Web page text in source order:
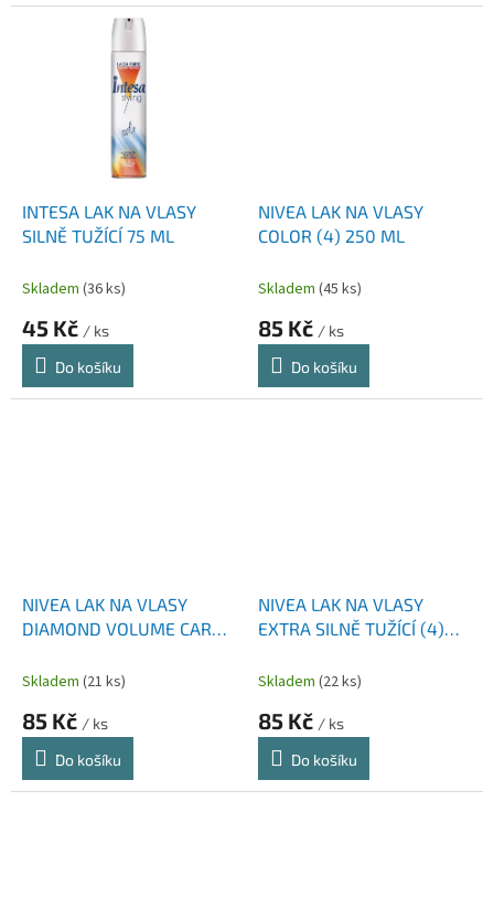
INTESA LAK NA VLASY
SILNĚ TUŽÍCÍ 75 ML
Skladem (36 ks)
45 Kč / ks
Do košíku
NIVEA LAK NA VLASY
COLOR (4) 250 ML
Skladem (45 ks)
85 Kč / ks
Do košíku
NIVEA LAK NA VLASY
DIAMOND VOLUME CARE
ML
Skladem (21 ks)
85 Kč / ks
Do košíku
NIVEA LAK NA VLASY
EXTRA SILNĚ TUŽÍCÍ (4)
Skladem (22 ks)
85 Kč / ks
Do košíku